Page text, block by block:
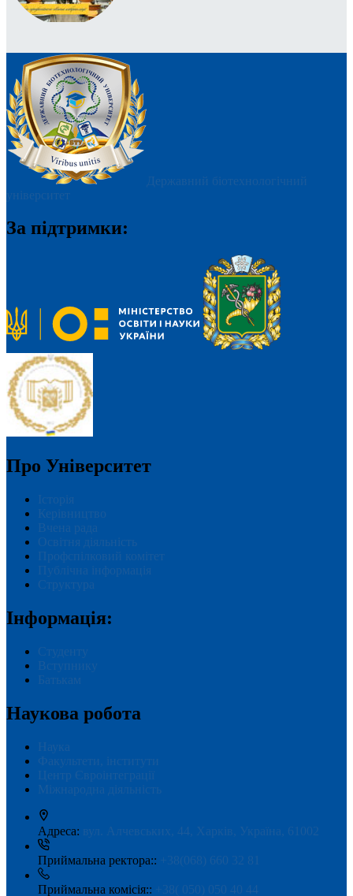
Державний біотехнологічний
університет
За підтримки:
Про Університет
Історія
Керівництво
Вчена рада
Освітня діяльність
Профспілковий комітет
Публічна інформація
Структура
Інформація:
Студенту
Вступнику
Батькам
Наукова робота
Наука
Факультети, інститути
Центр Євроінтеграції
Міжнародна діяльність
Адреса: вул. Алчевських, 44, Харків, Україна, 61002
Приймальна ректора:: +38(068) 660 32 81
Приймальна комісія:: +38( 050) 050 40 44